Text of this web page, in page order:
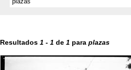
Resultados 1 - 1 de 1 para plazas